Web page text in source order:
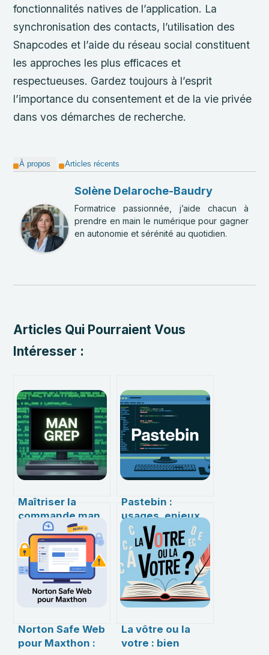
fonctionnalités natives de l’application. La
synchronisation des contacts, l’utilisation des
Snapcodes et l’aide du réseau social constituent
les approches les plus efficaces et
respectueuses. Gardez toujours à l’esprit
l’importance du consentement et de la vie privée
dans vos démarches de recherche.
À propos Articles récents
Solène Delaroche-Baudry
Formatrice passionnée, j’aide chacun à
prendre en main le numérique pour gagner
en autonomie et sérénité au quotidien.
Articles Qui Pourraient Vous
Intéresser :
Maîtriser la
commande man
grep : tout ce
qu’il faut savoir
pour optimiser
vos recherches
sous Linux
Pastebin :
usages, enjeux
et alternatives
pour partager du
code en ligne
Norton Safe Web
pour Maxthon :
La vôtre ou la
votre : bien